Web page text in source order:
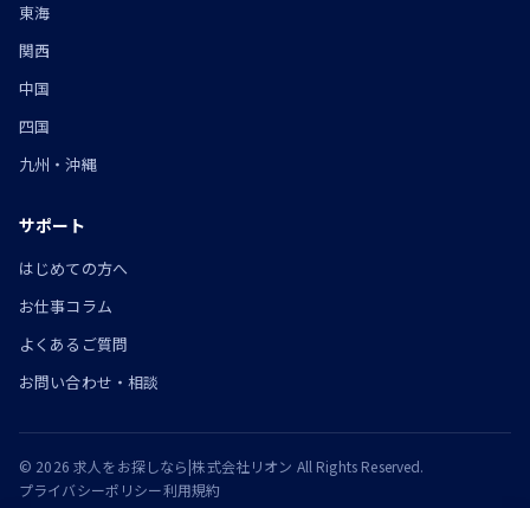
東海
関西
中国
四国
九州・沖縄
サポート
はじめての方へ
お仕事コラム
よくあるご質問
お問い合わせ・相談
© 2026 求人をお探しなら|株式会社リオン All Rights Reserved.
プライバシーポリシー利用規約